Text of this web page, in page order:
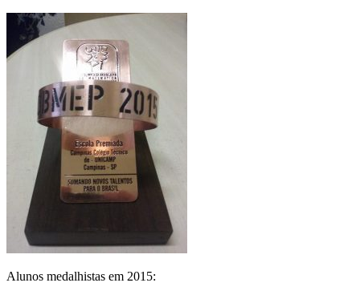
Alunos medalhistas em 2015: